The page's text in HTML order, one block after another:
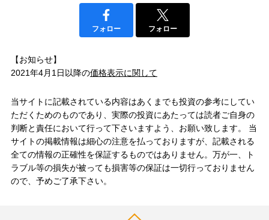
フォロー フォロー
【お知らせ】
2021年4月1日以降の価格表示に関して
当サイトに記載されている内容はあくまでも投資の参考にしてい
ただくためのものであり、実際の投資にあたっては読者ご自身の
判断と責任において行って下さいますよう、お願い致します。 当
サイトの掲載情報は細心の注意を払っておりますが、記載される
全ての情報の正確性を保証するものではありません。万が一、ト
ラブル等の損失が被っても損害等の保証は一切行っておりません
ので、予めご了承下さい。